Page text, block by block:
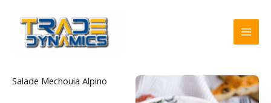
content
Salade Mechouia Alpino